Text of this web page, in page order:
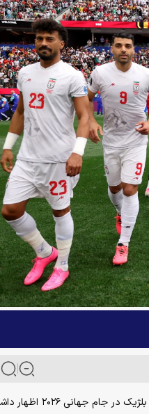
علیرضا نیکبخت واحدی در گفت‌وگو با خبرگزاری آنا، در خصوص تساوی تیم ملی